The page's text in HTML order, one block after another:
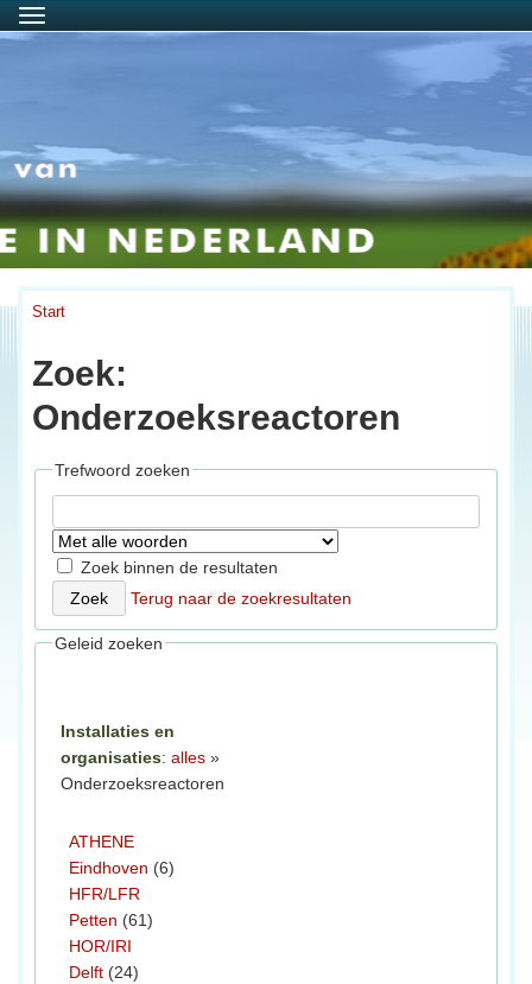
Menu
Start
Zoek:
Onderzoeksreactoren
Trefwoord zoeken
Zoek binnen de resultaten
Terug naar de zoekresultaten
Geleid zoeken
Installaties en
organisaties: alles »
Onderzoeksreactoren
ATHENE
Eindhoven (6)
HFR/LFR
Petten (61)
HOR/IRI
Delft (24)